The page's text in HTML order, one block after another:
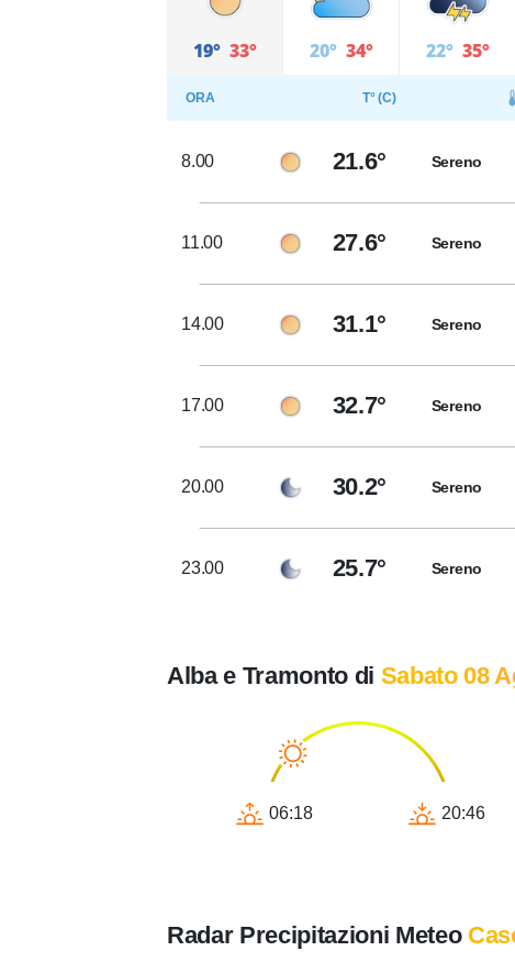
19° 33° 20° 34° 22° 35°
ORA T° (C)
8.00 21.6° Sereno
11.00 27.6° Sereno
14.00 31.1° Sereno
17.00 32.7° Sereno
20.00 30.2° Sereno
23.00 25.7° Sereno
Alba e Tramonto di Sabato 08
06:18 20:46
Radar Precipitazioni Meteo